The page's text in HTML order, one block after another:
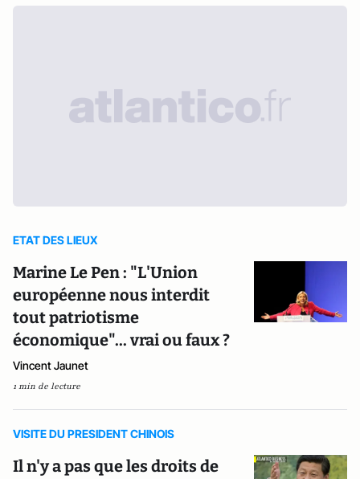
ETAT DES LIEUX
Marine Le Pen : "L'Union
européenne nous interdit
tout patriotisme
économique"... vrai ou faux ?
Vincent Jaunet
1 min de lecture
VISITE DU PRESIDENT CHINOIS
Il n'y a pas que les droits de